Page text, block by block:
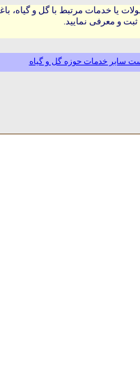
یا خدمات مرتبط با گل و گیاه،
و معرفی نمایید.
سایر خدمات حوزه گل و گیاه